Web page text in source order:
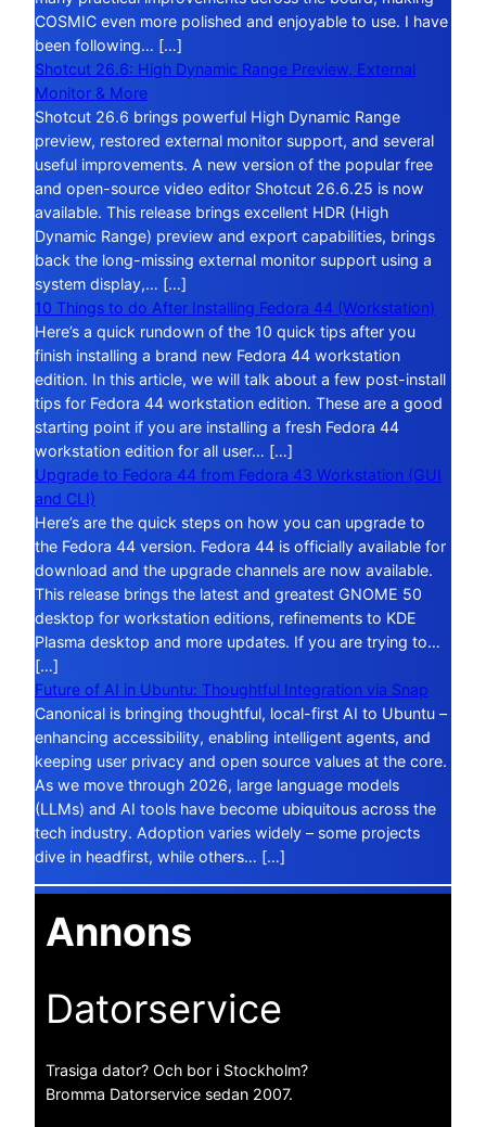
COSMIC even more polished and enjoyable to use. I have
been following… […]
Shotcut 26.6: High Dynamic Range Preview, External
Monitor & More
Shotcut 26.6 brings powerful High Dynamic Range
preview, restored external monitor support, and several
useful improvements. A new version of the popular free
and open-source video editor Shotcut 26.6.25 is now
available. This release brings excellent HDR (High
Dynamic Range) preview and export capabilities, brings
back the long-missing external monitor support using a
system display,… […]
10 Things to do After Installing Fedora 44 (Workstation)
Here’s a quick rundown of the 10 quick tips after you
finish installing a brand new Fedora 44 workstation
edition. In this article, we will talk about a few post-install
tips for Fedora 44 workstation edition. These are a good
starting point if you are installing a fresh Fedora 44
workstation edition for all user… […]
Upgrade to Fedora 44 from Fedora 43 Workstation (GUI
and CLI)
Here’s are the quick steps on how you can upgrade to
the Fedora 44 version. Fedora 44 is officially available for
download and the upgrade channels are now available.
This release brings the latest and greatest GNOME 50
desktop for workstation editions, refinements to KDE
Plasma desktop and more updates. If you are trying to…
[…]
Future of AI in Ubuntu: Thoughtful Integration via Snap
Canonical is bringing thoughtful, local-first AI to Ubuntu –
enhancing accessibility, enabling intelligent agents, and
keeping user privacy and open source values at the core.
As we move through 2026, large language models
(LLMs) and AI tools have become ubiquitous across the
tech industry. Adoption varies widely – some projects
dive in headfirst, while others… […]
Annons
Datorservice
Trasiga dator? Och bor i Stockholm?
Bromma Datorservice sedan 2007.